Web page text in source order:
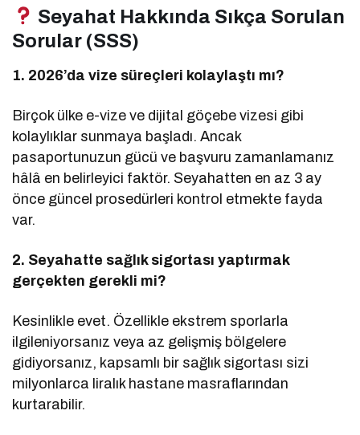
Seyahat Hakkında Sıkça Sorulan
Sorular (SSS)
1. 2026’da vize süreçleri kolaylaştı mı?
Birçok ülke e-vize ve dijital göçebe vizesi gibi
kolaylıklar sunmaya başladı. Ancak
pasaportunuzun gücü ve başvuru zamanlamanız
hâlâ en belirleyici faktör. Seyahatten en az 3 ay
önce güncel prosedürleri kontrol etmekte fayda
var.
2. Seyahatte sağlık sigortası yaptırmak
gerçekten gerekli mi?
Kesinlikle evet. Özellikle ekstrem sporlarla
ilgileniyorsanız veya az gelişmiş bölgelere
gidiyorsanız, kapsamlı bir sağlık sigortası sizi
milyonlarca liralık hastane masraflarından
kurtarabilir.